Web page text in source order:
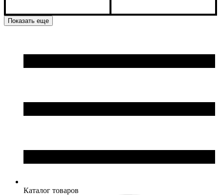
Ширина: 206 см
Высота: 220 см
Ширина: 178 см
Показать еще
Каталог товаров